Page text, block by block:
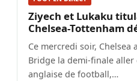
Ziyech et Lukaku
Chelsea-Tottenham
Ce mercredi soir, Chelsea
Bridge la demi-finale aller
anglaise de football,…